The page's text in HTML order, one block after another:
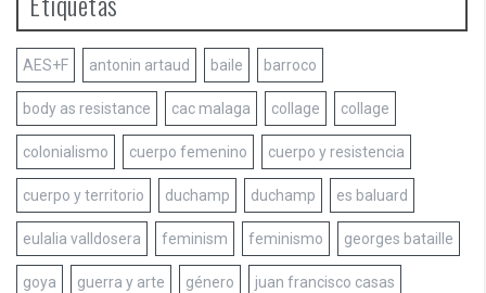
AES+F antonin artaud baile barroco
body as resistance cac malaga collage collage
colonialismo cuerpo femenino cuerpo y resistencia
cuerpo y territorio duchamp duchamp es baluard
eulalia valldosera feminism feminismo georges bataille
goya guerra y arte género juan francisco casas